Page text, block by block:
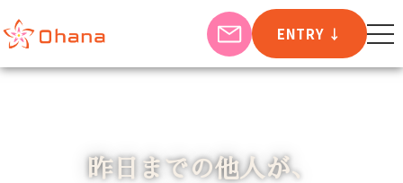
ENTRY ↓
昨日までの他人が、